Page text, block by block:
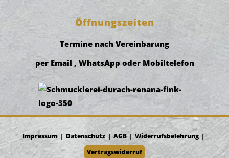
Öffnungszeiten
Termine nach Vereinbarung
per Email , WhatsApp oder Mobiltelefon
Impressum Datenschutz AGB
Widerrufsbelehrung
Vertragswiderruf